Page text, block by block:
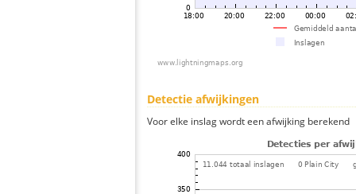
Detectie afwijkingen
Voor elke inslag wordt een afwijking berekend